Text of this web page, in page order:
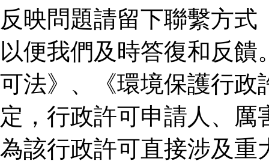
反映問題請留下聯繫方
以便我們及時答復和反
可法》、《環境保護行政
定，行政許可申請人、
為該行政許可直接涉及重